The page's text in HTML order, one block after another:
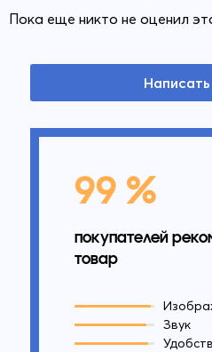
Пока еще никто не оценил
99 %
покупателей
товар
Звук